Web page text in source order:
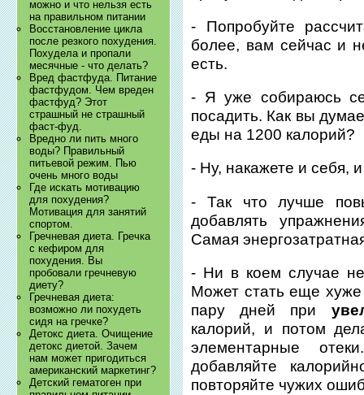
можно и что нельзя есть
на правильном питании
Восстановление цикла
после резкого похудения.
Похудела и пропали
месячные - что делать?
Вред фастфуда. Питание
фастфудом. Чем вреден
фастфуд? Этот
страшный не страшный
фаст-фуд.
Вредно ли пить много
воды? Правильный
питьевой режим. Пью
очень много воды
Где искать мотивацию
для похудения?
Мотивация для занятий
спортом.
Гречневая диета. Гречка
с кефиром для
похудения. Вы
пробовали гречневую
диету?
Гречневая диета:
возможно ли похудеть
сидя на гречке?
Детокс диета. Очищение
детокс диетой. Зачем
нам может пригодиться
американский маркетинг?
Детский гематоген при
- Попробуйте
более, вам сейчас и
есть.
- Я уже собираюсь
посадить. Как вы
еды на 1200 калорий?
- Ну, накажете и себя,
- Так что лучше
добавлять
Самая
- Ни в коем случае
Может стать еще
пару дней при
калорий, и потом
элементарные
добавляйте
повторяйте чужих